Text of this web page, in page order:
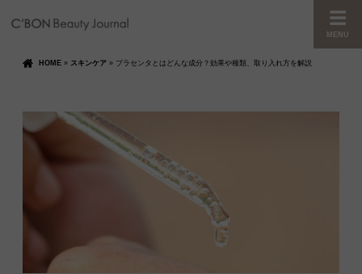
MENU
HOME » スキンケア » プラセンタとはどんな成分？効果や種類、取り入れ方を解説